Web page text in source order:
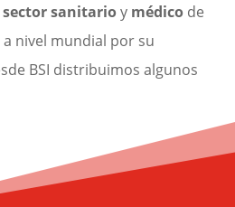
sector sanitarioy médico de
nivel mundial por su
BSI distribuimos algunos